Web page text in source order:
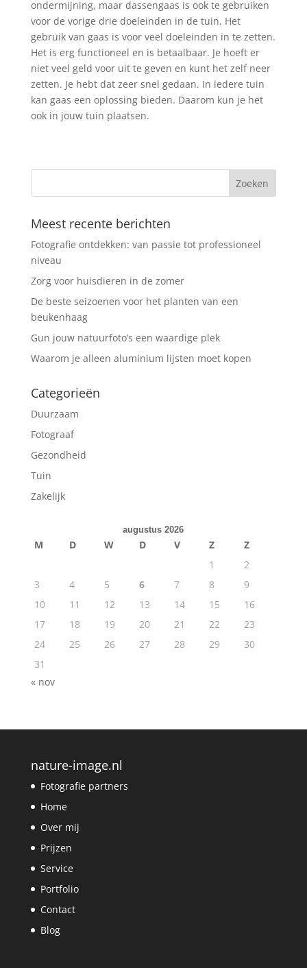
ondermijning, maar dassengaas is ook te gebruiken
voor de vorige drie doeleinden in de tuin. Het
gebruik van gaas is voor veel doeleinden in te zetten.
Het is erg functioneel en is betaalbaar. Je hoeft er
niet veel geld voor uit te geven en kunt het zelf neer
zetten. Je hebt dat zeer snel gedaan. In iedere tuin
kan gaas een oplossing bieden. Daarom kun je het
ook in jouw tuin plaatsen.
Meest recente berichten
Fotografie ontdekken: van passie tot professioneel
niveau
Zorg voor huisdieren in de zomer
De beste seizoenen voor het planten van een
beukenhaag
Gun jouw natuurfoto’s een waardige plek
Waarom je alleen aluminium lijsten moet kopen
Categorieën
Duurzaam
Fotograaf
Gezondheid
Tuin
Zakelijk
augustus 2026
M D W D V Z
Z
1
2
3
4 5 6 7 8
9
10
11 12 13 14 15
16
17
18 19 20 21 22
23
24
25 26 27 28 29
30
31
« nov
nature-image.nl
Fotografie partners
Home
Over mij
Prijzen
Service
Portfolio
Contact
Blog